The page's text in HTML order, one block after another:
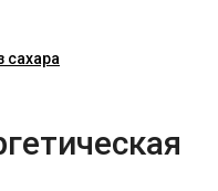
сахара